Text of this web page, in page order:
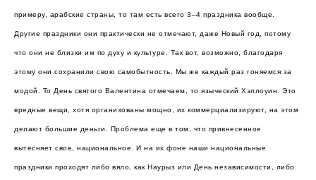
примеру, арабские страны, то там есть всего 3–4 праздника вообще.
Другие праздники они практически не отмечают, даже Новый год, потому
что они не близки им по духу и культуре. Так вот, возможно, благодаря
этому они сохранили свою самобытность. Мы же каждый раз гоняемся за
модой. То День святого Валентина отмечаем, то языческий Хэллоуин. Это
вредные вещи, хотя организованы мощно, их коммерциализируют, на этом
делают большие деньги. Проблема еще в том, что привнесенное
вытесняет свое, национальное. И на их фоне наши национальные
праздники проходят либо вяло, как Наурыз или День независимости, либо